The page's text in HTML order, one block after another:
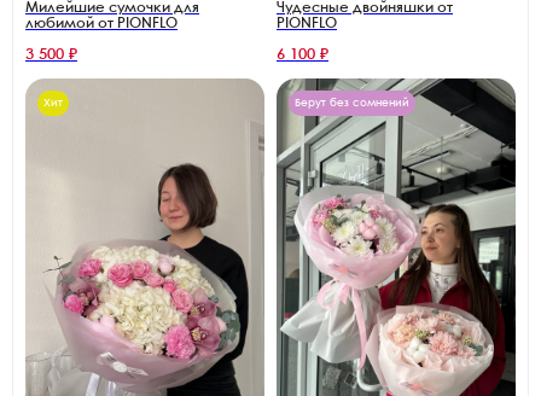
Милейшие сумочки для
любимой от PIONFLO
3 500 ₽
Чудесные двойняшки от
PIONFLO
6 100 ₽
Хит Берут без сомнений